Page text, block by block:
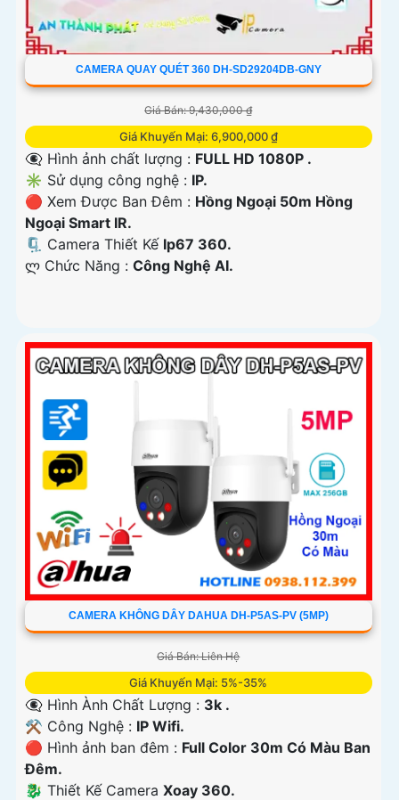
CAMERA QUAY QUÉT 360 DH-SD29204DB-GNY
Giá Bán: 9,430,000 ₫
Giá Khuyến Mại: 6,900,000 ₫
👁️‍🗨 Hình ảnh chất lượng : FULL HD 1080P .
✳️ Sử dụng công nghệ : IP.
🔴 Xem Được Ban Đêm : Hồng Ngoại 50m Hồng
Ngoại Smart IR.
🗜️ Camera Thiết Kế Ip67 360.
️ლ Chức Năng : Công Nghệ AI.
CAMERA KHÔNG DÂY DAHUA DH-P5AS-PV (5MP)
Giá Bán: Liên Hệ
Giá Khuyến Mại: 5%-35%
👁️‍🗨 Hình Ành Chất Lượng : 3k .
⚒ Công Nghệ : IP Wifi.
🔴 Hình ảnh ban đêm : Full Color 30m Có Màu Ban
Ðêm.
🐉️ Thiết Kế Camera Xoay 360.